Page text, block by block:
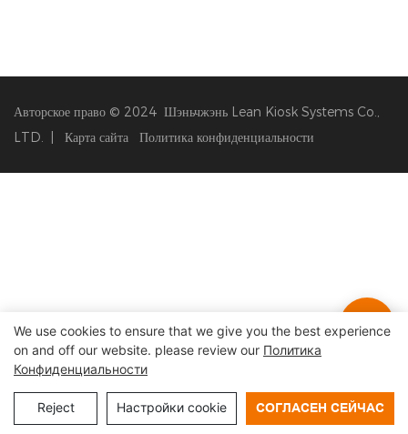
Авторское право © 2024 Шэньчжэнь Lean Kiosk Systems Co.,
LTD. |
Карта сайта Политика конфиденциальности
We use cookies to ensure that we give you the best experience
on and off our website. please review our Политика
Конфиденциальности
Reject Настройки cookie СОГЛАСЕН СЕЙЧАС